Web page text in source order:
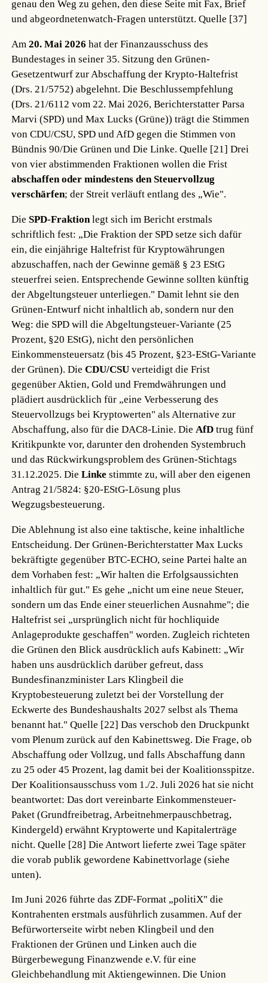
genau den Weg zu gehen, den diese Seite mit Fax, Brief
und abgeordnetenwatch-Fragen unterstützt.Quelle [37]
Am20. Mai 2026 hat der Finanzausschuss des
Bundestages in seiner 35. Sitzung den Grünen-
Gesetzentwurf zur Abschaffung der Krypto-Haltefrist
(Drs. 21/5752) abgelehnt. Die Beschlussempfehlung
(Drs. 21/6112 vom 22. Mai 2026, Berichterstatter Parsa
Marvi (SPD) und Max Lucks (Grüne)) trägt die Stimmen
von CDU/CSU, SPD und AfD gegen die Stimmen von
Bündnis 90/Die Grünen und Die Linke.Quelle [21] Drei
von vier abstimmenden Fraktionen wollen die Frist
abschaffen oder mindestens den Steuervollzug
verschärfen; der Streit verläuft entlang des „Wie".
DieSPD-Fraktion legt sich im Bericht erstmals
schriftlich fest: „Die Fraktion der SPD setze sich dafür
ein, die einjährige Haltefrist für Kryptowährungen
abzuschaffen, nach der Gewinne gemäß § 23 EStG
steuerfrei seien. Entsprechende Gewinne sollten künftig
der Abgeltungsteuer unterliegen." Damit lehnt sie den
Grünen-Entwurf nicht inhaltlich ab, sondern nur den
Weg: die SPD will die Abgeltungsteuer-Variante (25
Prozent, §20 EStG), nicht den persönlichen
Einkommensteuersatz (bis 45 Prozent, §23-EStG-Variante
der Grünen). DieCDU/CSU verteidigt die Frist
gegenüber Aktien, Gold und Fremdwährungen und
plädiert ausdrücklich für „eine Verbesserung des
Steuervollzugs bei Kryptowerten" als Alternative zur
Abschaffung, also für die DAC8-Linie. Die AfD trug fünf
Kritikpunkte vor, darunter den drohenden Systembruch
und das Rückwirkungsproblem des Grünen-Stichtags
31.12.2025. DieLinke stimmte zu, will aber den eigenen
Antrag 21/5824: §20-EStG-Lösung plus
Wegzugsbesteuerung.
Die Ablehnung ist also eine taktische, keine inhaltliche
Entscheidung. Der Grünen-Berichterstatter Max Lucks
bekräftigte gegenüber BTC-ECHO, seine Partei halte an
dem Vorhaben fest: „Wir halten die Erfolgsaussichten
inhaltlich für gut." Es gehe „nicht um eine neue Steuer,
sondern um das Ende einer steuerlichen Ausnahme"; die
Haltefrist sei „ursprünglich nicht für hochliquide
Anlageprodukte geschaffen" worden. Zugleich richteten
die Grünen den Blick ausdrücklich aufs Kabinett: „Wir
haben uns ausdrücklich darüber gefreut, dass
Bundesfinanzminister Lars Klingbeil die
Kryptobesteuerung zuletzt bei der Vorstellung der
Eckwerte des Bundeshaushalts 2027 selbst als Thema
benannt hat."Quelle [22] Das verschob den Druckpunkt
vom Plenum zurück auf den Kabinettsweg. Die Frage, ob
Abschaffung oder Vollzug, und falls Abschaffung dann
zu 25 oder 45 Prozent, lag damit bei der Koalitionsspitze.
Der Koalitionsausschuss vom 1./2. Juli 2026 hat sie nicht
beantwortet: Das dort vereinbarte Einkommensteuer-
Paket (Grundfreibetrag, Arbeitnehmerpauschbetrag,
Kindergeld) erwähnt Kryptowerte und Kapitalerträge
nicht.Quelle [28] Die Antwort lieferte zwei Tage später
die vorab publik gewordene Kabinettvorlage (siehe
unten).
Im Juni 2026 führte das ZDF-Format „politiX" die
Kontrahenten erstmals ausführlich zusammen. Auf der
Befürworterseite wirbt neben Klingbeil und den
Fraktionen der Grünen und Linken auch die
Bürgerbewegung Finanzwende e.V. für eine
Gleichbehandlung mit Aktiengewinnen. Die Union